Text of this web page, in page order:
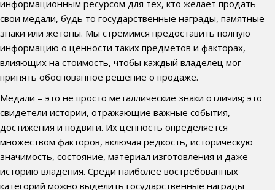
информационным ресурсом для тех, кто желает продать
свои медали, будь то государственные награды, памятные
знаки или жетоны. Мы стремимся предоставить полную
информацию о ценности таких предметов и факторах,
влияющих на стоимость, чтобы каждый владелец мог
принять обоснованное решение о продаже.
Медали – это не просто металлические знаки отличия; это
свидетели истории, отражающие важные события,
достижения и подвиги. Их ценность определяется
множеством факторов, включая редкость, историческую
значимость, состояние, материал изготовления и даже
историю владения. Среди наиболее востребованных
категорий можно выделить государственные награды